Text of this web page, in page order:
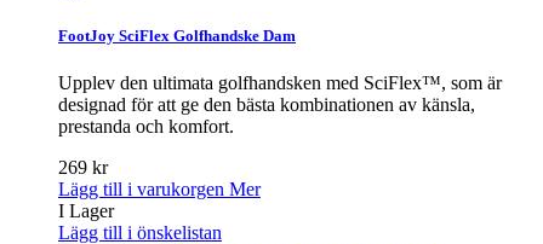
FootJoy SciFlex Golfhandske Dam
Upplev den ultimata golfhandsken med SciFlex™, som är
designad för att ge den bästa kombinationen av känsla,
prestanda och komfort.
269 kr
Lägg till i varukorgen Mer
I Lager
Lägg till i önskelistan